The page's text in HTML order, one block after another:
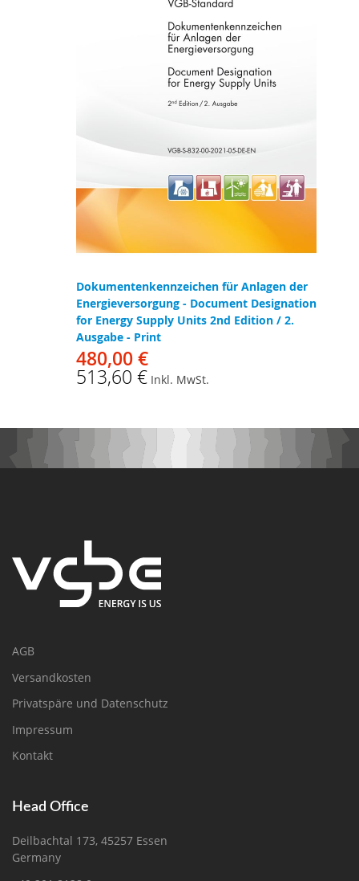
Dokumentenkennzeichen für Anlagen der
Energieversorgung - Document Designation
for Energy Supply Units 2nd Edition / 2.
Ausgabe - Print
480,00 €
513,60 € Inkl. MwSt.
AGB
Versandkosten
Privatspäre und Datenschutz
Impressum
Kontakt
Head Office
Deilbachtal 173, 45257 Essen
Germany